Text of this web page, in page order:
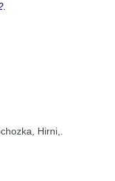
Hirni,.